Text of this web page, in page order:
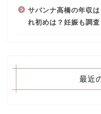
サバンナ高橋の年収
れ初めは？妊娠も調査
最近